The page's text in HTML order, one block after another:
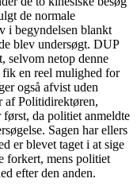
de normale
i begyndelsen blankt
blev undersøgt. DUP
selvom netop denne
en reel mulighed for
også afvist uden
af Politidirektøren,
da politiet anmeldte
Sagen har ellers
er blevet taget i at sige
forkert, mens politiet
efter den anden.